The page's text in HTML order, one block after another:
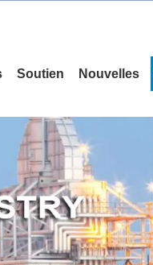
Soutien Nouvelles